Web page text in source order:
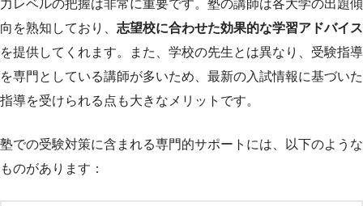
力レベルの把握は非常に重要です。塾の講師は各大学の出題傾
向を熟知しており、 志望校に合わせた効果的な学習アドバイス
を提供してくれます。また、学校の先生とは異なり、受験指導
を専門としている講師が多いため、最新の入試情報に基づいた
指導を受けられる点も大きなメリットです。
塾での受験対策に含まれる専門的サポートには、以下のような
ものがあります：